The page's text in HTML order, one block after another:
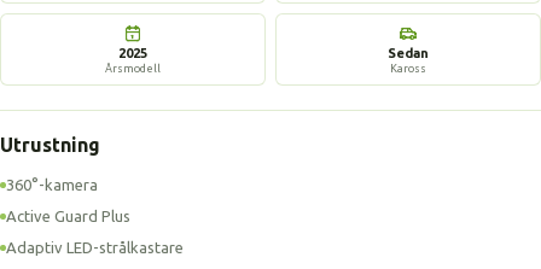
2025
Årsmodell
Sedan
Kaross
Utrustning
360°-kamera
Active Guard Plus
Adaptiv LED-strålkastare